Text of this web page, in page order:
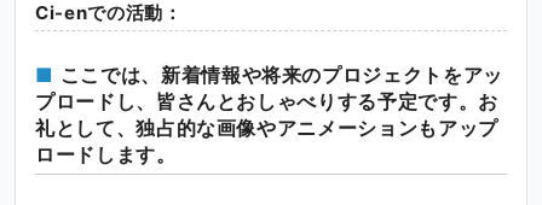
Ci-enでの活動：
ここでは、新着情報や将来のプロジェクトをアッ
プロードし、皆さんとおしゃべりする予定です。お
礼として、独占的な画像やアニメーションもアップ
ロードします。